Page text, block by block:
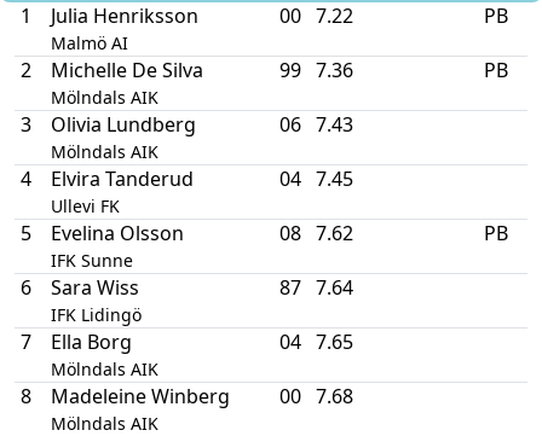
1
Julia Henriksson
Malmö AI
00 7.22 PB
2 Michelle De Silva
Mölndals AIK
99 7.36 PB
3 Olivia Lundberg
Mölndals AIK
06 7.43
4 Elvira Tanderud
Ullevi FK
04 7.45
5 Evelina Olsson
IFK Sunne
08 7.62 PB
6 Sara Wiss
IFK Lidingö
87 7.64
7 Ella Borg
Mölndals AIK
04 7.65
8 Madeleine Winberg
Mölndals AIK
00 7.68